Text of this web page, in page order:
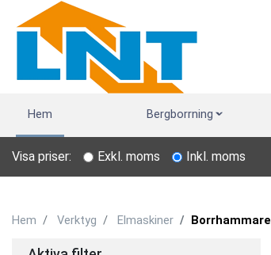
Hem Bergborrning
Visa priser: Exkl. moms Inkl. moms
Hem Verktyg Elmaskiner Borrhammare